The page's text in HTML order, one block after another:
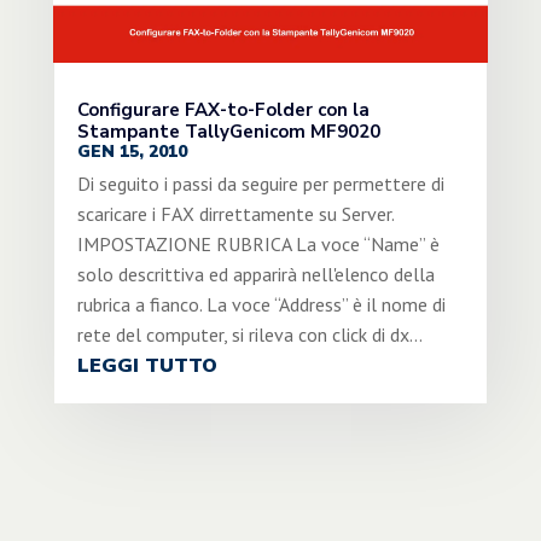
Configurare FAX-to-Folder con la
Stampante TallyGenicom MF9020
GEN 15, 2010
Di seguito i passi da seguire per permettere di
scaricare i FAX dirrettamente su Server.
IMPOSTAZIONE RUBRICA La voce “Name” è
solo descrittiva ed apparirà nell'elenco della
rubrica a fianco. La voce “Address” è il nome di
rete del computer, si rileva con click di dx...
LEGGI TUTTO